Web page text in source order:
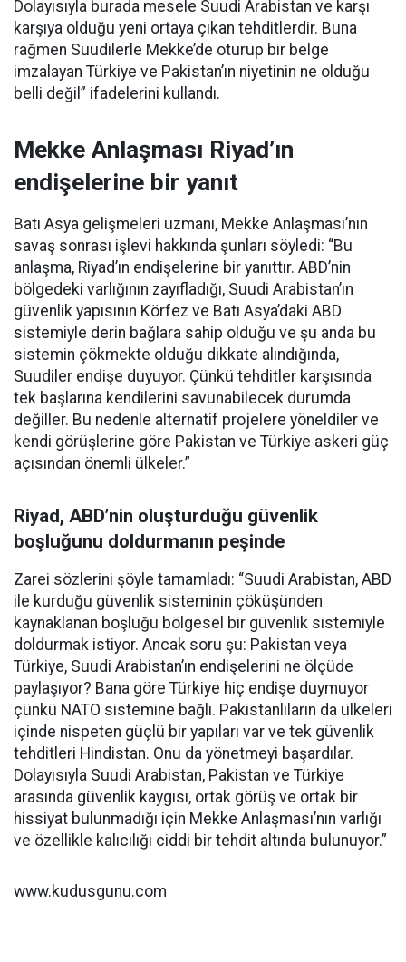
Dolayısıyla burada mesele Suudi Arabistan ve karşı
karşıya olduğu yeni ortaya çıkan tehditlerdir. Buna
rağmen Suudilerle Mekke’de oturup bir belge
imzalayan Türkiye ve Pakistan’ın niyetinin ne olduğu
belli değil” ifadelerini kullandı.
Mekke Anlaşması Riyad’ın
endişelerine bir yanıt
Batı Asya gelişmeleri uzmanı, Mekke Anlaşması’nın
savaş sonrası işlevi hakkında şunları söyledi: “Bu
anlaşma, Riyad’ın endişelerine bir yanıttır. ABD’nin
bölgedeki varlığının zayıfladığı, Suudi Arabistan’ın
güvenlik yapısının Körfez ve Batı Asya’daki ABD
sistemiyle derin bağlara sahip olduğu ve şu anda bu
sistemin çökmekte olduğu dikkate alındığında,
Suudiler endişe duyuyor. Çünkü tehditler karşısında
tek başlarına kendilerini savunabilecek durumda
değiller. Bu nedenle alternatif projelere yöneldiler ve
kendi görüşlerine göre Pakistan ve Türkiye askeri güç
açısından önemli ülkeler.”
Riyad, ABD’nin oluşturduğu güvenlik
boşluğunu doldurmanın peşinde
Zarei sözlerini şöyle tamamladı: “Suudi Arabistan, ABD
ile kurduğu güvenlik sisteminin çöküşünden
kaynaklanan boşluğu bölgesel bir güvenlik sistemiyle
doldurmak istiyor. Ancak soru şu: Pakistan veya
Türkiye, Suudi Arabistan’ın endişelerini ne ölçüde
paylaşıyor? Bana göre Türkiye hiç endişe duymuyor
çünkü NATO sistemine bağlı. Pakistanlıların da ülkeleri
içinde nispeten güçlü bir yapıları var ve tek güvenlik
tehditleri Hindistan. Onu da yönetmeyi başardılar.
Dolayısıyla Suudi Arabistan, Pakistan ve Türkiye
arasında güvenlik kaygısı, ortak görüş ve ortak bir
hissiyat bulunmadığı için Mekke Anlaşması’nın varlığı
ve özellikle kalıcılığı ciddi bir tehdit altında bulunuyor.”
www.kudusgunu.com